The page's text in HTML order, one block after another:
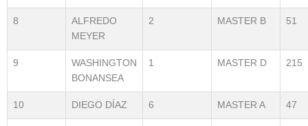
8
ALFREDO
MEYER
2 MASTER B 51
9
WASHINGTON
BONANSEA
1 MASTER D 215
10 DIEGO DÍAZ 6 MASTER A 47